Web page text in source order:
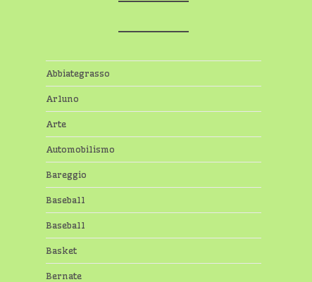
Abbiategrasso
Arluno
Arte
Automobilismo
Bareggio
Baseball
Baseball
Basket
Bernate